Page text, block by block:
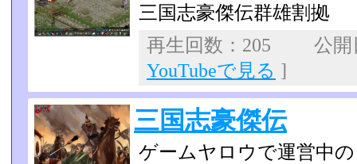
三国志豪傑伝群雄割拠
再生回数：205 公
YouTubeで見る ]
三国志豪傑伝
ゲームヤロウで運営中の